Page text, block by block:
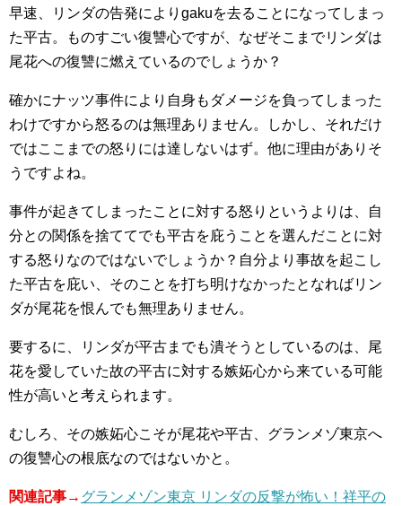
早速、リンダの告発によりgakuを去ることになってしまっ
た平古。ものすごい復讐心ですが、なぜそこまでリンダは
尾花への復讐に燃えているのでしょうか？
確かにナッツ事件により自身もダメージを負ってしまった
わけですから怒るのは無理ありません。しかし、それだけ
ではここまでの怒りには達しないはず。他に理由がありそ
うですよね。
事件が起きてしまったことに対する怒りというよりは、自
分との関係を捨ててでも平古を庇うことを選んだことに対
する怒りなのではないでしょうか？自分より事故を起こし
た平古を庇い、そのことを打ち明けなかったとなればリン
ダが尾花を恨んでも無理ありません。
要するに、リンダが平古までも潰そうとしているのは、尾
花を愛していた故の平古に対する嫉妬心から来ている可能
性が高いと考えられます。
むしろ、その嫉妬心こそが尾花や平古、グランメゾ東京へ
の復讐心の根底なのではないかと。
関連記事→ グランメゾン東京 リンダの反撃が怖い！祥平の